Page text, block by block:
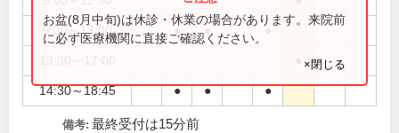
9:30～13:00 ● ● ●
14:30～18:45 ● ● ●
お盆(8月中旬)は休診・休業の場合があります。来院前
に必ず医療機関に直接ご確認ください。
×閉じる
備考: 最終受付は15分前